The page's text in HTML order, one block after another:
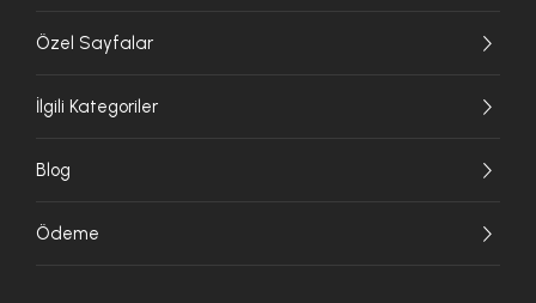
Özel Sayfalar
İlgili Kategoriler
Blog
Ödeme